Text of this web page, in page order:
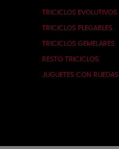
TRICICLOS EVOLUTIVOS
TRICICLOS PLEGABLES
TRICICLOS GEMELARES
RESTO TRICICLOS
JUGUETES CON RUEDAS